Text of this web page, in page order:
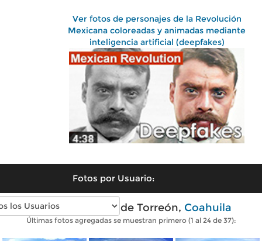
Ver fotos de personajes de la Revolución
Mexicana coloreadas y animadas mediante
inteligencia artificial (deepfakes)
Fotos por Usuario:
Fotos modernas de Torreón, Coahuila
Últimas fotos agregadas se muestran primero (1 al 24 de 37):